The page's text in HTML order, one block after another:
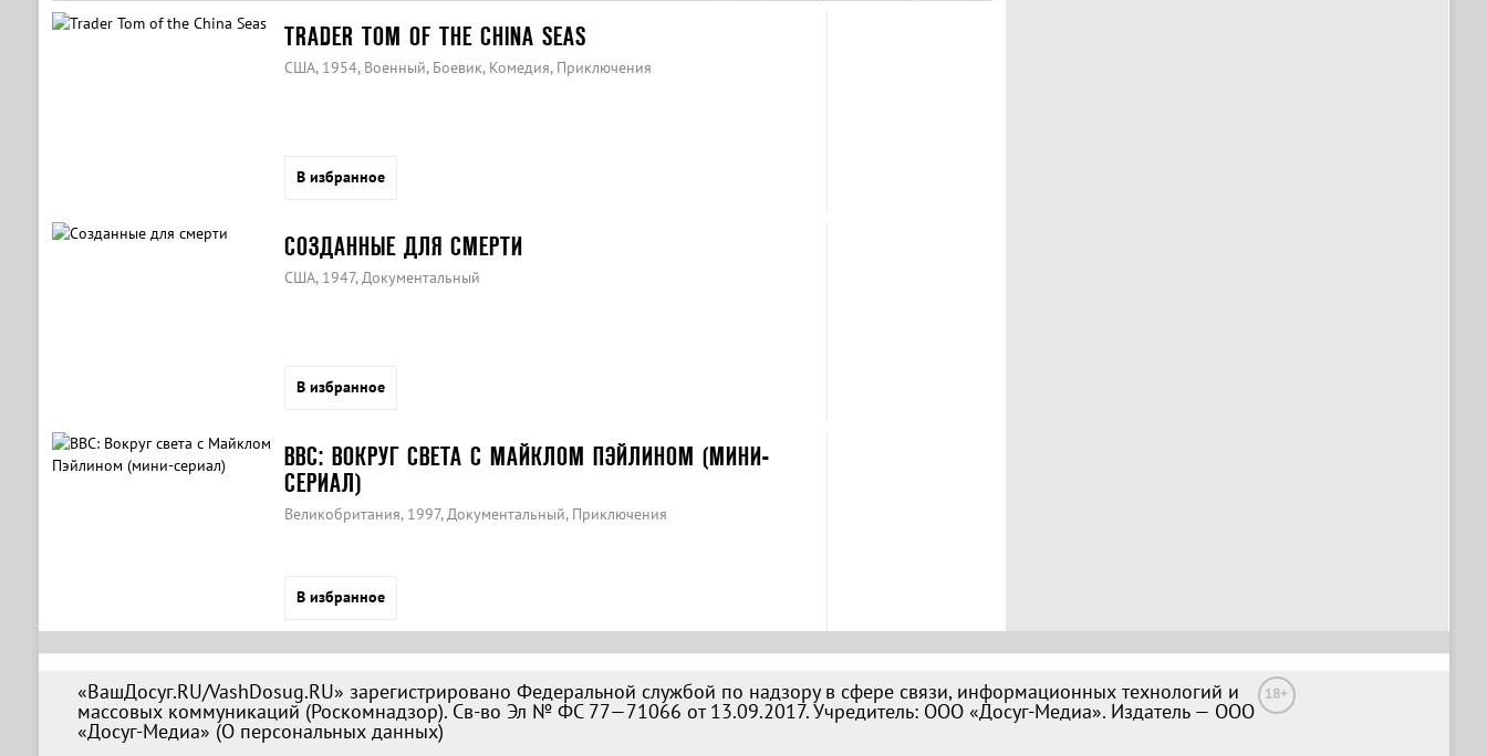
TRADER TOM OF THE CHINA SEAS
США, 1954, Военный, Боевик, Комедия, Приключения
В избранное
СОЗДАННЫЕ ДЛЯ СМЕРТИ
США, 1947, Документальный
В избранное
BBC: ВОКРУГ СВЕТА С МАЙКЛОМ ПЭЙЛИНОМ (МИНИ-
СЕРИАЛ)
Великобритания, 1997, Документальный, Приключения
В избранное
«ВашДосуг.RU/VashDosug.RU» зарегистрировано Федеральной службой по надзору в сфере связи, информационных технологий и
массовых коммуникаций (Роскомнадзор). Св-во Эл № ФС 77—71066 от 13.09.2017. Учредитель: ООО «Досуг-Медиа». Издатель — ООО
«Досуг-Медиа» (О персональных данных)
18+